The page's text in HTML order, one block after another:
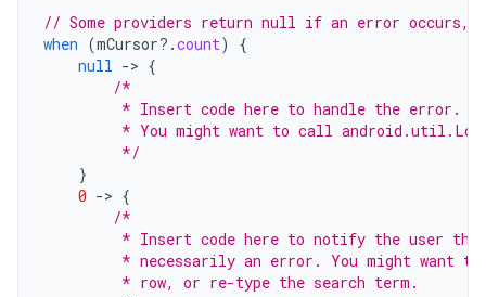
// Some providers return null if an error occurs,
when (mCursor?.count)
{
null -> {
/*
* Insert code here to handle the error.
* You might want to call
         */
}
0 -> {
/*
* Insert code here to notify the user
* necessarily an error. You might want
         * row, or re-type the search term.